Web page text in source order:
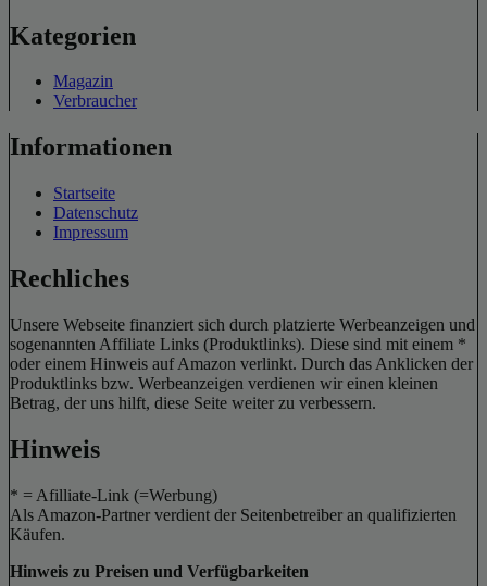
Kategorien
Magazin
Verbraucher
Informationen
Startseite
Datenschutz
Impressum
Rechliches
Unsere Webseite finanziert sich durch platzierte Werbeanzeigen und
sogenannten Affiliate Links (Produktlinks). Diese sind mit einem *
oder einem Hinweis auf Amazon verlinkt. Durch das Anklicken der
Produktlinks bzw. Werbeanzeigen verdienen wir einen kleinen
Betrag, der uns hilft, diese Seite weiter zu verbessern.
Hinweis
* = Afilliate-Link (=Werbung)
Als Amazon-Partner verdient der Seitenbetreiber an qualifizierten
Käufen.
Hinweis zu Preisen und Verfügbarkeiten